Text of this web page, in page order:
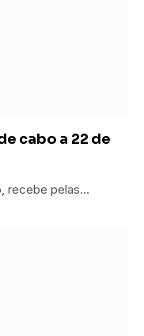
cabo a 22 de
recebe pelas…